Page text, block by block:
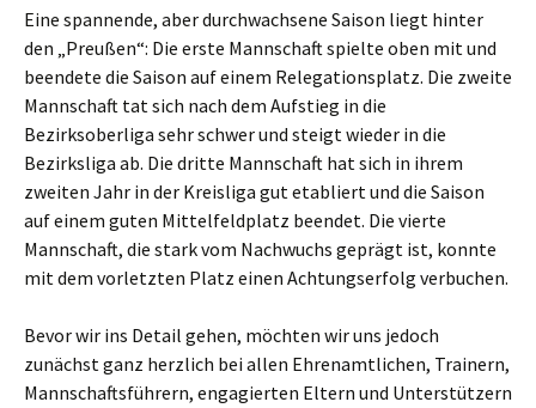
Eine spannende, aber durchwachsene Saison liegt hinter
den „Preußen“: Die erste Mannschaft spielte oben mit und
beendete die Saison auf einem Relegationsplatz. Die zweite
Mannschaft tat sich nach dem Aufstieg in die
Bezirksoberliga sehr schwer und steigt wieder in die
Bezirksliga ab. Die dritte Mannschaft hat sich in ihrem
zweiten Jahr in der Kreisliga gut etabliert und die Saison
auf einem guten Mittelfeldplatz beendet. Die vierte
Mannschaft, die stark vom Nachwuchs geprägt ist, konnte
mit dem vorletzten Platz einen Achtungserfolg verbuchen.
Bevor wir ins Detail gehen, möchten wir uns jedoch
zunächst ganz herzlich bei allen Ehrenamtlichen, Trainern,
Mannschaftsführern, engagierten Eltern und Unterstützern